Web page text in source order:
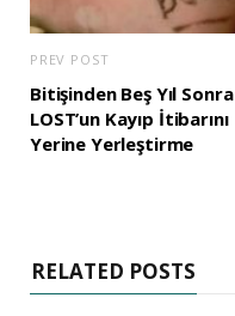
PREV POST
Bitişinden Beş Yıl Sonra
LOST’un Kayıp İtibarını
Yerine Yerleştirme
RELATED POSTS